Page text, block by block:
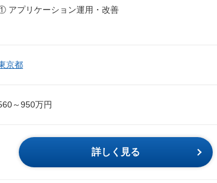
アプリケーション運用・改善
京都
～950万円
詳しく見る